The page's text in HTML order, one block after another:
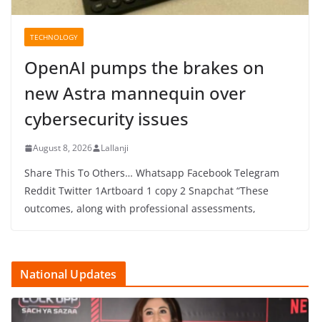
TECHNOLOGY
OpenAI pumps the brakes on
new Astra mannequin over
cybersecurity issues
August 8, 2026 Lallanji
Share This To Others… Whatsapp Facebook Telegram
Reddit Twitter 1Artboard 1 copy 2 Snapchat “These
outcomes, along with professional assessments,
National Updates